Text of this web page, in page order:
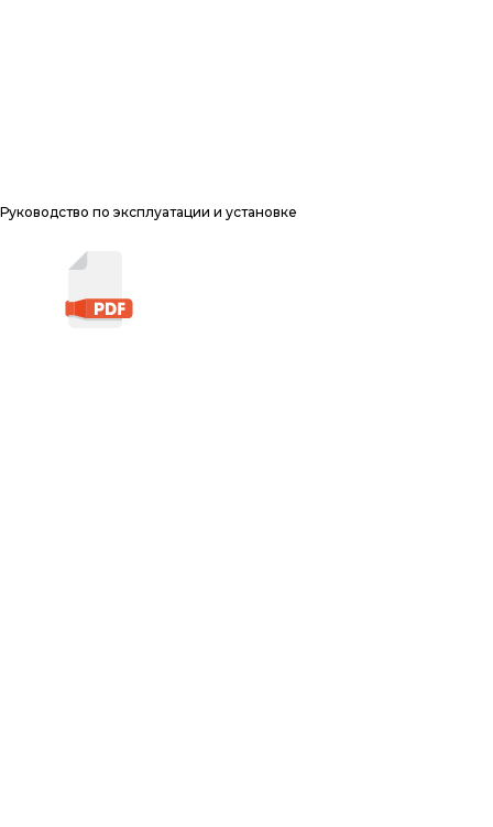
Руководство по эксплуатации и установке